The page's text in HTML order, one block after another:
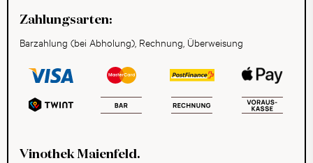
Zahlungsarten:
Barzahlung (bei Abholung), Rechnung, Überweisung
Vinothek Maienfeld.